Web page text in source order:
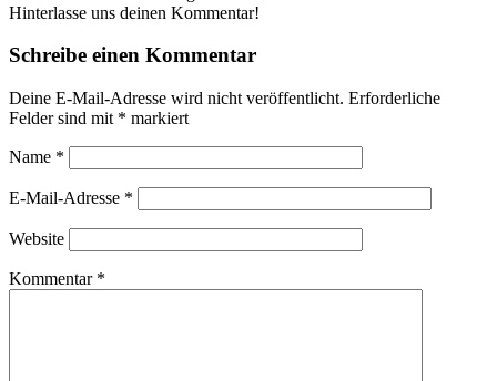
Hinterlasse uns deinen Kommentar!
Schreibe einen Kommentar
Deine E-Mail-Adresse wird nicht veröffentlicht. Erforderliche
Felder sind mit * markiert
Name *
E-Mail-Adresse *
Website
Kommentar *